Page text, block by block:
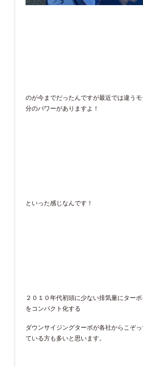
のが今までだったんですが最近では違う
分のパワーがありますよ！
といった感じなんです！
２０１０年代初頭に少ない排気量にター
をコンパクト化する
ダウンサイジングターボが各社からこぞ
ている方も多いと思います。